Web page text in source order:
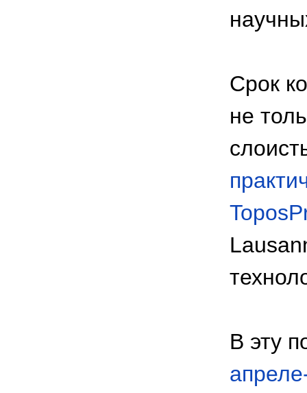
Срок
не
В эту